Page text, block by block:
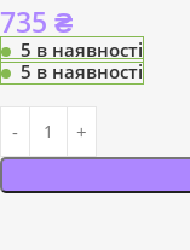
735 ₴
5 в наявності
5 в наявності